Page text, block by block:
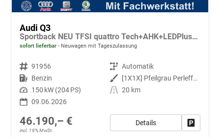
Audi Q3
Sportback NEU TFSI quattro Tech+AHK+LEDPlus+ACC+Kamera+Alu18+Volllack
sofort lieferbar Neuwagen mit Tageszulassung
Fahrzeugnr. 91956 Getriebe Automatik
Kraftstoff Benzin Außenfarbe
[1X1X] Pfeilgrau Perleffekt
Leistung 150 kW (204 PS) Kilometerstand 20 km
09.06.2026
46.190,– €
incl. 19% MwSt.
Details